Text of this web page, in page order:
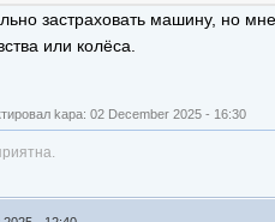
застраховать машину, но
или колёса.
kapa: 02 December 2025 - 16:30